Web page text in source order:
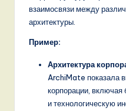
взаимосвязи между
архитектуры.
Пример:
Архитектура
ArchiMate показала
корпорации,
и технологическую